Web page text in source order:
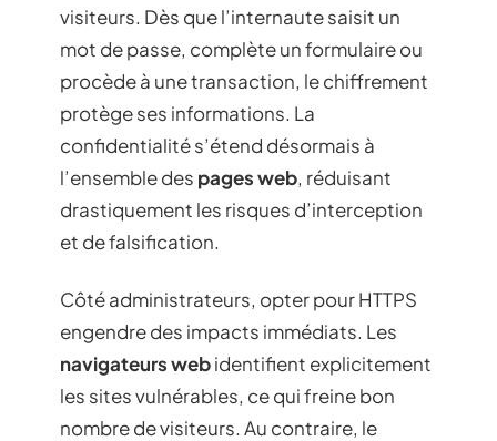
visiteurs. Dès que l’internaute saisit un
mot de passe, complète un formulaire ou
procède à une transaction, le chiffrement
protège ses informations. La
confidentialité s’étend désormais à
l’ensemble des pages web, réduisant
drastiquement les risques d’interception
et de falsification.
Côté administrateurs, opter pour HTTPS
engendre des impacts immédiats. Les
navigateurs webidentifient explicitement
les sites vulnérables, ce qui freine bon
nombre de visiteurs. Au contraire, le